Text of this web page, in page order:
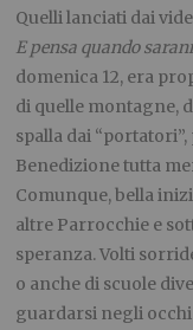
Quelli lanciati dai
E pensa quando
domenica 12, era
di quelle montagne,
spalla dai
Benedizione tutta
Comunque, bella
altre Parrocchie e
speranza. Volti
o anche di scuole
guardarsi negli